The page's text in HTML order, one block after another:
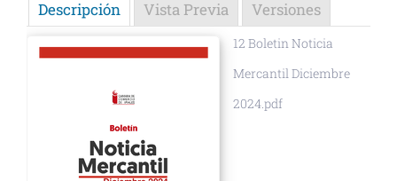
Descripción Vista Previa Versiones
12 Boletin Noticia
Mercantil Diciembre
2024.pdf